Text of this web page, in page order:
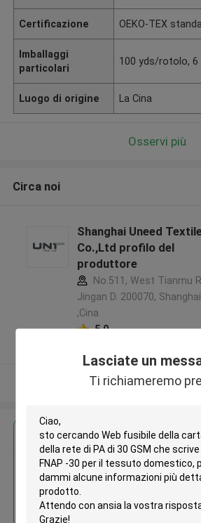
Lasciate un
Ti richiameremo
Certificazione OEKO-TEX
Imballaggi
particolari
100 yds/rotolo,
Luogo di origine La Cina
Osservi più
Circa noi
Shanghai Uneed
Co.,Ltd profilo del
produttore
No.511, West Tianmu
Jingan D. 200070,
,Cina
5.0
Osservi più
Ottieni il miglior
Web fusibile
GSM che scrive